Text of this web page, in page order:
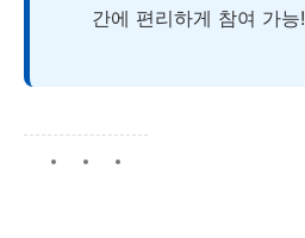
간에 편리하게 참여 가능!